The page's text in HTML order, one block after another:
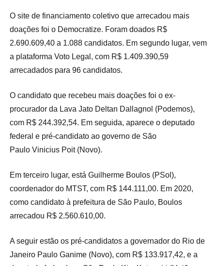
O site de financiamento coletivo que arrecadou mais
doações foi o Democratize. Foram doados R$
2.690.609,40 a 1.088 candidatos. Em segundo lugar, vem
a plataforma Voto Legal, com R$ 1.409.390,59
arrecadados para 96 candidatos.
O candidato que recebeu mais doações foi o ex-
procurador da Lava Jato Deltan Dallagnol (Podemos),
com R$ 244.392,54. Em seguida, aparece o deputado
federal e pré-candidato ao governo de São
Paulo Vinicius Poit (Novo).
Em terceiro lugar, está Guilherme Boulos (PSol),
coordenador do MTST, com R$ 144.111,00. Em 2020,
como candidato à prefeitura de São Paulo, Boulos
arrecadou R$ 2.560.610,00.
A seguir estão os pré-candidatos a governador do Rio de
Janeiro Paulo Ganime (Novo), com R$ 133.917,42, e a